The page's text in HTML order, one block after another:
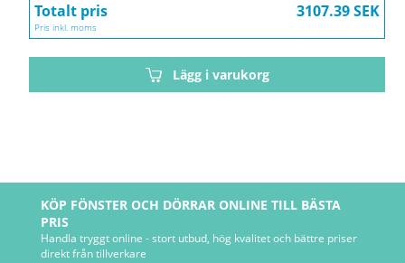
Totalt pris 3107.39 SEK
Pris inkl. moms
Lägg i varukorg
KÖP FÖNSTER OCH DÖRRAR ONLINE TILL BÄSTA
PRIS
Handla tryggt online - stort utbud, hög kvalitet och bättre priser
direkt från tillverkare